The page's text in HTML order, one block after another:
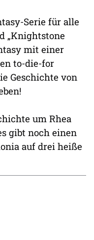
Serie für alle
„Knightstone
mit einer
to-die-for
Geschichte von
um Rhea
gibt noch einen
auf drei heiße